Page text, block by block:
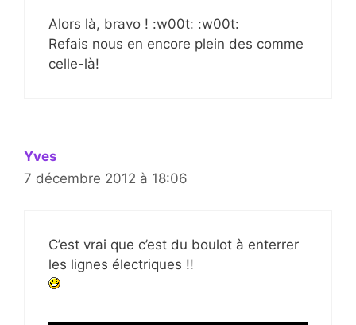
Alors là, bravo ! :w00t: :w00t:
Refais nous en encore plein des comme
celle-là!
Yves
7 décembre 2012 à 18:06
C’est vrai que c’est du boulot à enterrer
les lignes électriques !!